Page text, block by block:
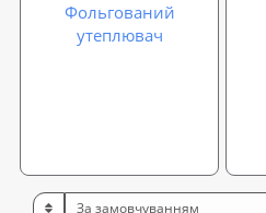
Фольгований
утеплювач